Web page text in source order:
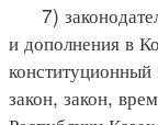
7)
и дополнения в
закон, закон,